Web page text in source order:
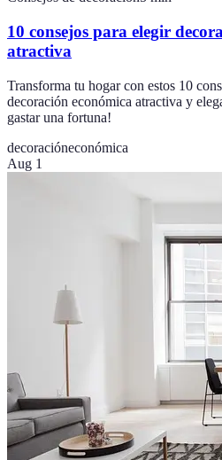
10 consejos para elegir
atractiva
Transforma tu hogar con estos 10
decoración económica atractiva y
gastar una fortuna!
decoracióneconómica
Aug 1